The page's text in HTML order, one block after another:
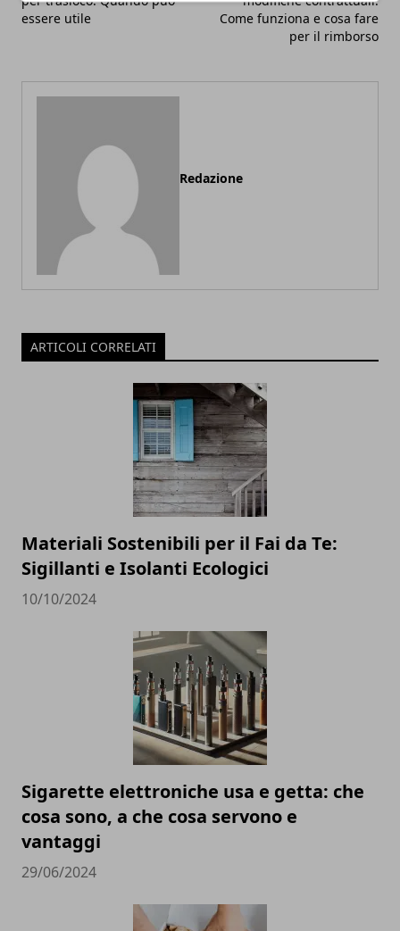
essere utile
Come funziona e cosa fare
per il rimborso
Redazione
ARTICOLI CORRELATI
Materiali Sostenibili per il Fai da Te:
Sigillanti e Isolanti Ecologici
10/10/2024
Sigarette elettroniche usa e getta: che
cosa sono, a che cosa servono e
vantaggi
29/06/2024